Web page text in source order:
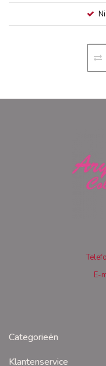
E-
Categorieën
Klantenservice